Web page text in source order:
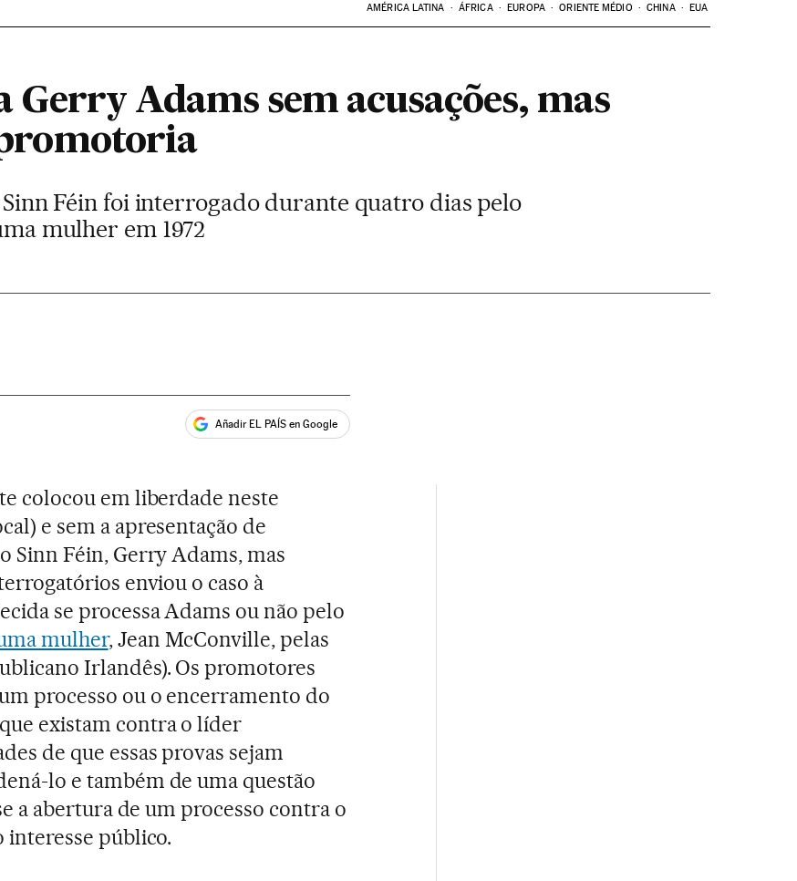
AMÉRICA LATINA ÁFRICA EUROPA ORIENTE MÉDIO CHINA EUA
Adams sem acusações, mas
Féin foi interrogado durante quatro dias pelo
mulher em 1972
Añadir EL PAÍS en Google
colocou em liberdade neste
e sem a apresentação de
Féin, Gerry Adams, mas
enviou o caso à
se processa Adams ou não pelo
mulher, Jean McConville, pelas
Irlandês). Os promotores
processo ou o encerramento do
existam contra o líder
de que essas provas sejam
lo e também de uma questão
a abertura de um processo contra o
público.